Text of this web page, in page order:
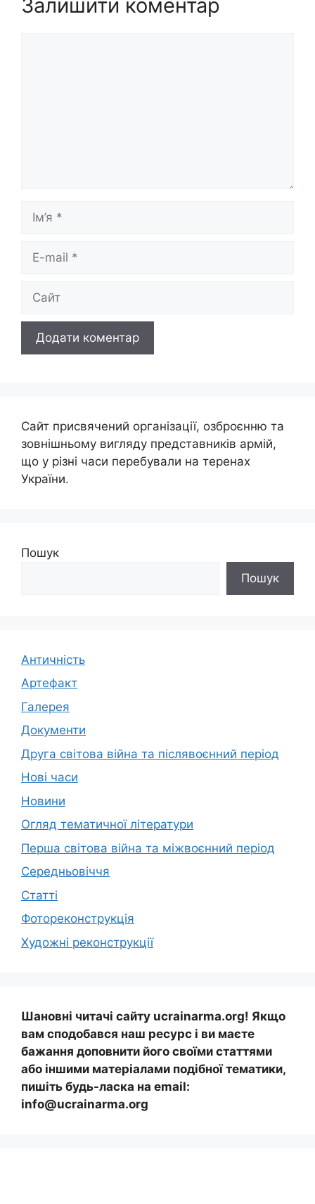
Залишити коментар
mail
Сайт присвячений організації, озброєнню та
зовнішньому вигляду представників армій,
що у різні часи перебували на теренах
України.
Пошук
Пошук
Античність
Артефакт
Галерея
Документи
Друга світова війна та післявоєнний період
Нові часи
Новини
Огляд тематичної літератури
Перша світова війна та міжвоєнний період
Середньовіччя
Статті
Фотореконструкція
Художні реконструкції
Шановні читачі сайту ucrainarma.org! Якщо
вам сподобався наш ресурс і ви маєте
бажання доповнити його своїми статтями
або іншими матеріалами подібної тематики,
пишіть будь-ласка на email:
info@ucrainarma.org